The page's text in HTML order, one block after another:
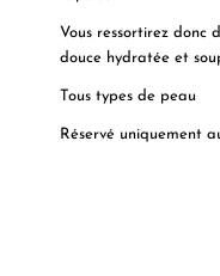
Vous ressortirez donc
douce hydratée et
Tous types de peau
Réservé uniquement